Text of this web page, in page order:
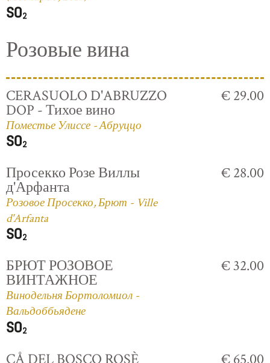
Розовые вина
CERASUOLO D'ABRUZZO
DOP - Тихое вино
Поместье Улиссе - Абруццо
€ 29.00
Просекко Розе Виллы
д'Арфанта
Розовое Просекко, Брют - Ville
d'Arfanta
€ 28.00
БРЮТ РОЗОВОЕ
ВИНТАЖНОЕ
Винодельня Бортоломиол -
Вальдоббьядене
€ 32.00
CÅ DEL BOSCO ROSÈ € 65.00